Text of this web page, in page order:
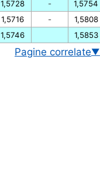
1,5728
1,5716
1,5746
-
-
1,5754
1,5808
1,5853
Pagine correlate▼